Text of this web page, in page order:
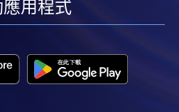
linkedin
應用程式